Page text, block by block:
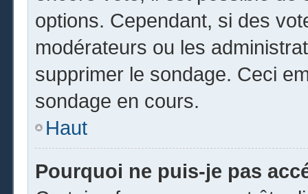
options. Cependant, si des
modérateurs ou les
supprimer le sondage. Ceci
sondage en cours.
Haut
Pourquoi ne puis-je pas